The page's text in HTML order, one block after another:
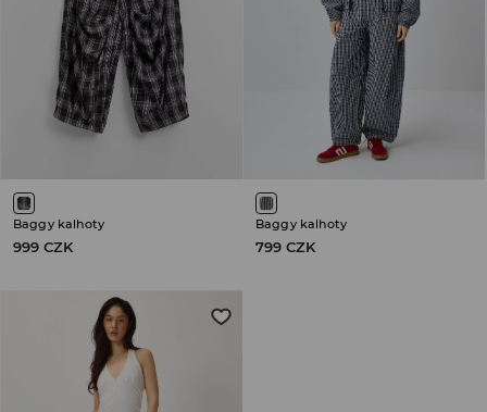
Baggy kalhoty
999 CZK
Baggy kalhoty
799 CZK